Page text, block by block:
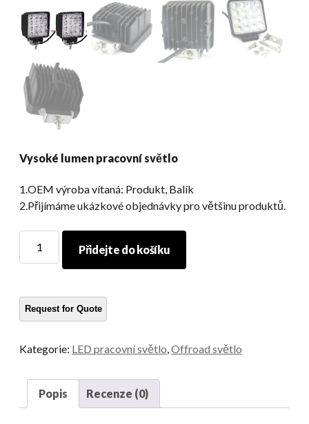
Vysoké lumen pracovní světlo
1.OEM výroba vítaná: Produkt, Balík
2.Přijímáme ukázkové objednávky pro většinu produktů.
lumen
množství
Přidejte do košíku
Kategorie: LED pracovní světlo Offroad světlo
Popis Recenze (0)